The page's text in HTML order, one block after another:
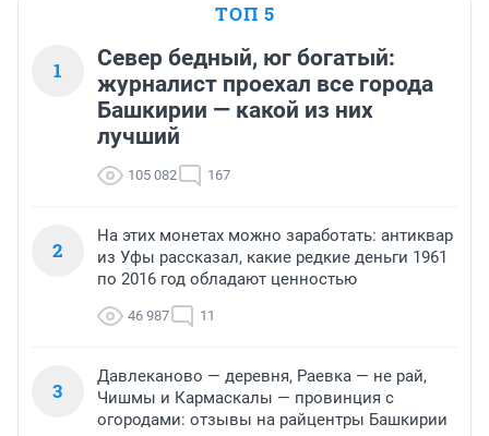
ТОП 5
1
Север бедный, юг богатый:
журналист проехал все города
Башкирии — какой из них
лучший
105 082 167
2
На этих монетах можно заработать: антиквар
из Уфы рассказал, какие редкие деньги 1961
по 2016 год обладают ценностью
46 987 11
3
Давлеканово — деревня, Раевка — не рай,
Чишмы и Кармаскалы — провинция с
огородами: отзывы на райцентры Башкирии